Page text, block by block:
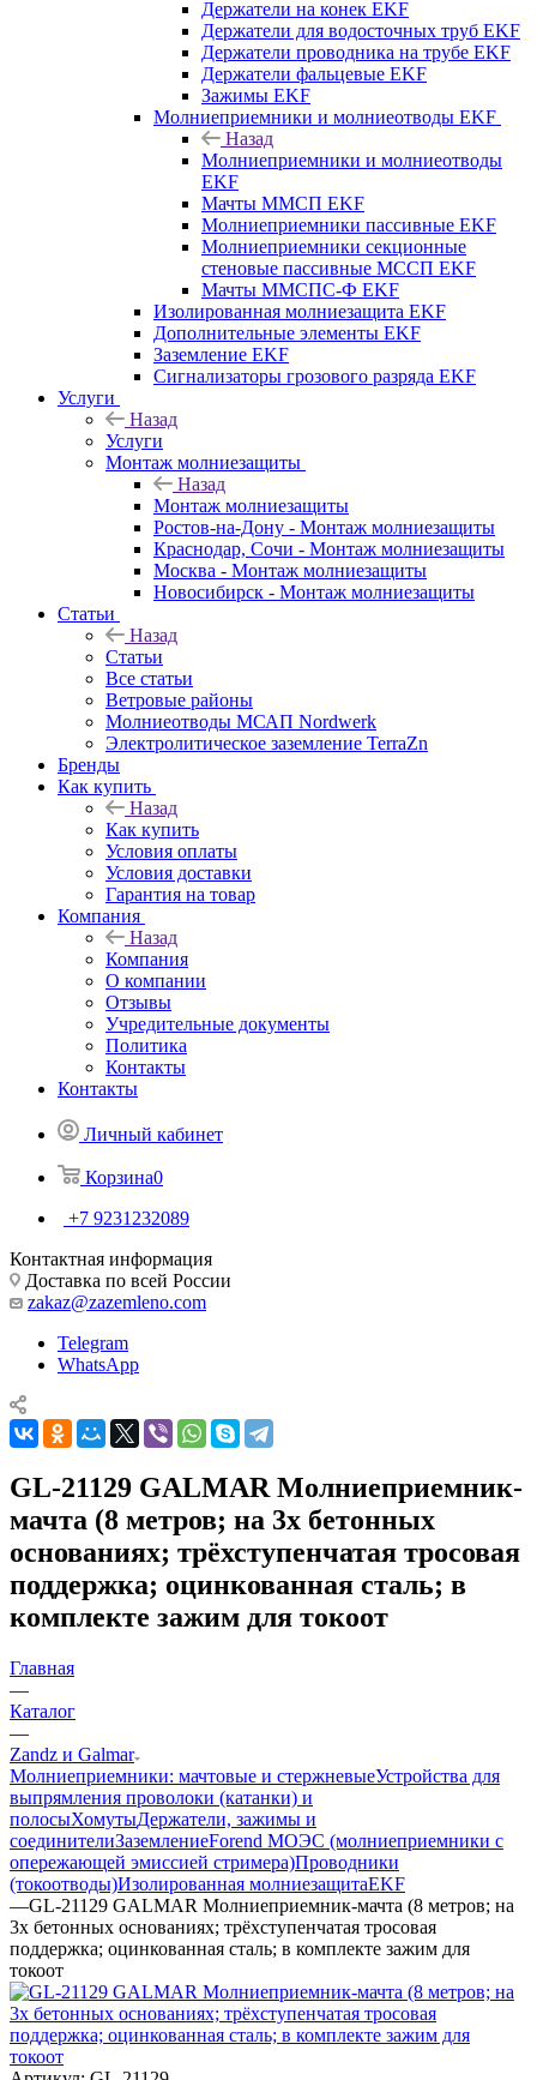
Держатели на конек EKF
Держатели для водосточных труб EKF
Держатели проводника на трубе EKF
Держатели фальцевые EKF
Зажимы EKF
Молниеприемники и молниеотводы EKF
Назад
Молниеприемники и молниеотводы
EKF
Мачты ММСП EKF
Молниеприемники пассивные EKF
Молниеприемники секционные
стеновые пассивные МССП EKF
Мачты ММСПС-Ф EKF
Изолированная молниезащита EKF
Дополнительные элементы EKF
Заземление EKF
Сигнализаторы грозового разряда EKF
Услуги
Назад
Услуги
Монтаж молниезащиты
Назад
Монтаж молниезащиты
Ростов-на-Дону - Монтаж молниезащиты
Краснодар, Сочи - Монтаж молниезащиты
Москва - Монтаж молниезащиты
Новосибирск - Монтаж молниезащиты
Статьи
Назад
Статьи
Все статьи
Ветровые районы
Молниеотводы МСАП Nordwerk
Электролитическое заземление TerraZn
Бренды
Как купить
Назад
Как купить
Условия оплаты
Условия доставки
Гарантия на товар
Компания
Назад
Компания
О компании
Отзывы
Учредительные документы
Политика
Контакты
Контакты
Личный кабинет
Корзина0
+7 9231232089
Контактная информация
Доставка по всей России
zakaz@zazemleno.com
Telegram
WhatsApp
GL-21129 GALMAR Молниеприемник-
мачта (8 метров; на 3х бетонных
основаниях; трёхступенчатая тросовая
поддержка; оцинкованная сталь; в
комплекте зажим для токоот
Главная
—
Каталог
—
Zandz и Galmar
Молниеприемники: мачтовые и стержневыеУстройства для
выпрямления проволоки (катанки) и
полосыХомутыДержатели, зажимы и
соединителиЗаземлениеForend МОЭС (молниеприемники с
опережающей эмиссией стримера)Проводники
(токоотводы)Изолированная молниезащитаEKF
—GL-21129 GALMAR Молниеприемник-мачта (8 метров; на
3х бетонных основаниях; трёхступенчатая тросовая
поддержка; оцинкованная сталь; в комплекте зажим для
токоот